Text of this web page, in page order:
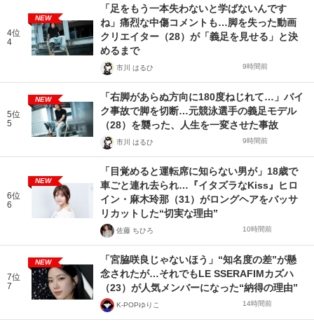
4位
4
NEW
「足をもう一本失わないと学ばないんです
ね」痛烈な中傷コメントも…脚を失った動画
クリエイター（28）が「義足を見せる」と決
めるまで
市川 はるひ 9時間前
5位
5
NEW
「右脚があらぬ方向に180度ねじれて…」バイ
ク事故で脚を切断…元競泳選手の義足モデル
（28）を襲った、人生を一変させた事故
市川 はるひ 9時間前
6位
6
NEW
「目覚めると運転席に知らない男が」18歳で
車ごと連れ去られ…『イタズラなKiss』ヒロ
イン・麻木玲那（31）がロングヘアをバッサ
リカットした“切実な理由”
佐藤 ちひろ 10時間前
7位
7
NEW
「宮脇咲良じゃないほう」“知名度の差”が懸
念されたが…それでもLE SSERAFIMカズハ
（23）が人気メンバーになった“納得の理由”
K-POPゆりこ 14時間前